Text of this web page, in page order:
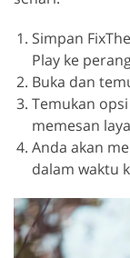
Simpan
Play ke
Buka dan
Temukan
memesan
Anda akan
dalam waktu